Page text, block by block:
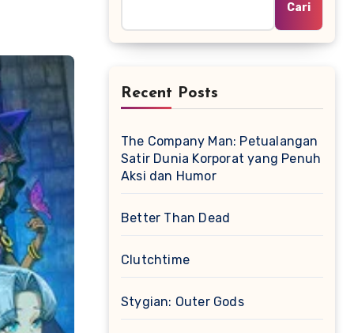
Cari
Recent Posts
The Company Man: Petualangan
Satir Dunia Korporat yang Penuh
Aksi dan Humor
Better Than Dead
Clutchtime
Stygian: Outer Gods